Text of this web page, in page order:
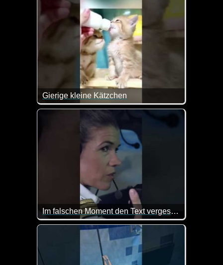
Gierige kleine Kätzchen
Kaum zu glauben wie solche kleinen Kätzchen
Im falschen Moment den Text vergessen
Zum Glück gibt es ja einen Co-Piloten, der einem